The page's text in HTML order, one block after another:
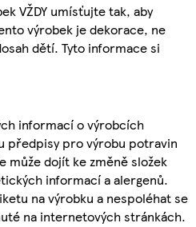
VŽDY umísťujte tak, aby
výrobek je dekorace, ne
dětí. Tyto informace si
informací o výrobcích
předpisy pro výrobu potravin
může dojít ke změně složek
informací a alergenů.
na výrobku a nespoléhat se
na internetových stránkách.